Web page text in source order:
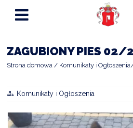
ZAGUBIONY PIES 02/
Strona domowa Komunikaty i Ogłoszenia
Komunikaty i Ogłoszenia